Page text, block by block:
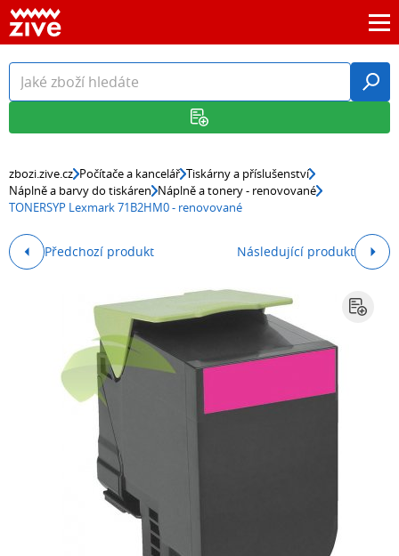
zbozi.zive.cz Počítače a kancelář Tiskárny a příslušenství
Náplně a barvy do tiskáren Náplně a tonery - renovované
TONERSYP Lexmark 71B2HM0 - renovované
Předchozí produkt Následující produkt